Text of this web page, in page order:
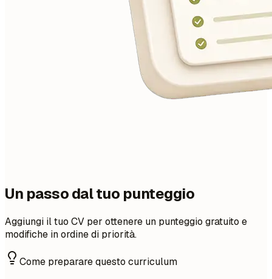
Un passo dal tuo punteggio
Aggiungi il tuo CV per ottenere un punteggio gratuito e
modifiche in ordine di priorità.
Come preparare questo curriculum